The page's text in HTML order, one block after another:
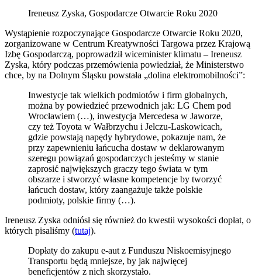
Ireneusz Zyska, Gospodarcze Otwarcie Roku 2020
Wystąpienie rozpoczynające Gospodarcze Otwarcie Roku 2020,
zorganizowane w Centrum Kreatywności Targowa przez Krajową
Izbę Gospodarczą, poprowadził wiceminister klimatu – Ireneusz
Zyska, który podczas przemówienia powiedział, że Ministerstwo
chce, by na Dolnym Śląsku powstała „dolina elektromobilności”:
Inwestycje tak wielkich podmiotów i firm globalnych,
można by powiedzieć przewodnich jak: LG Chem pod
Wrocławiem (…), inwestycja Mercedesa w Jaworze,
czy też Toyota w Wałbrzychu i Jelczu-Laskowicach,
gdzie powstają napędy hybrydowe, pokazuje nam, że
przy zapewnieniu łańcucha dostaw w deklarowanym
szeregu powiązań gospodarczych jesteśmy w stanie
zaprosić największych graczy tego świata w tym
obszarze i stworzyć własne kompetencje by tworzyć
łańcuch dostaw, który zaangażuje także polskie
podmioty, polskie firmy (…).
Ireneusz Zyska odniósł się również do kwestii wysokości dopłat, o
których pisaliśmy (tutaj).
Dopłaty do zakupu e-aut z Funduszu Niskoemisyjnego
Transportu będą mniejsze, by jak najwięcej
beneficjentów z nich skorzystało.